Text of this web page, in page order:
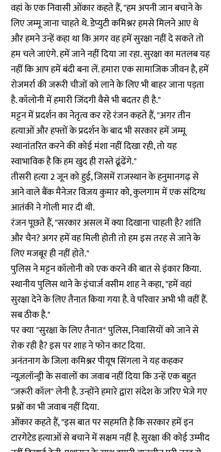
वहां के एक निवासी ओंकार कहते हैं, "हम अपनी जान बचाने के
लिए जम्मू जाना चाहते थे. डेप्युटी कमिश्नर हमसे मिलने आए थे
और हमने उन्हें कहा था कि अगर वह हमें सुरक्षा नहीं दे सकते तो
हम चले जाएंगे. हमें जाने नहीं दिया जा रहा. सुरक्षा का मतलब यह
नहीं कि आप हमें बंदी बना लें. हमारा एक सामाजिक जीवन है, हमें
रोजमर्रा की जरूरी चीजों को लाने के लिए भी बाहर जाना पड़ता
है. कॉलोनी में हमारी जिंदगी वैसे भी बदतर ही है."
मट्टन में प्रदर्शन का नेतृत्व कर रहे रंजन कहते हैं, "अगर तीन
हत्याओं और हफ्तों के प्रदर्शन के बाद भी सरकार हमें जम्मू
स्थानांतरित करने की कोई मंशा नहीं दिखा रही, तो यह
स्वाभाविक है कि हम खुद ही रास्ते ढूंढेंगे."
तीसरी हत्या 2 जून को हुई, जिसमें राजस्थान के हनुमानगढ़ से
आने वाले बैंक मैनेजर विजय कुमार को, कुलगाम में एक संदिग्ध
आतंकी नेगोली मार दीथी.
रंजन पूछते हैं, "सरकार असल में क्या दिखाना चाहती है? शांति
और चैन? अगर हमें वह मिली होती तो हम इस तरह से जाने के
लिए मजबूर ही नहीं होते."
पुलिस ने मट्टन कॉलोनी को एक करने की बात से इंकार किया.
स्थानीय पुलिस थाने के इंचार्ज वसीम शाह ने कहा, "हमें वहां
सुरक्षा देने के लिए तैनात किया गया है. वे परिवार अभी भी वहीं हैं.
सब ठीक है."
पर क्या "सुरक्षा के लिए तैनात* पुलिस, निवासियों को जाने से
रोक रही है? इस पर शाह ने फोन काट दिया.
अनंतनाग के जिला कमिश्नर पीयूष सिंगला ने यह कहकर
न्यूज़लॉन्ड्री के सवालों का जवाब नहीं दिया कि उन्हें एक बहुत
"जरूरी कॉल" लेनी है. उन्होंने हमारे द्वारा संदेश के जरिए भेजे गए
प्रश्नों का भी जवाब नहीं दिया.
ओंकार कहते हैं, "इस बात पर सहमति है कि सरकार हमें इन
टारगेटेड हत्याओं से बचाने में सक्षम नहीं है. सुरक्षा की कोई उम्मीद